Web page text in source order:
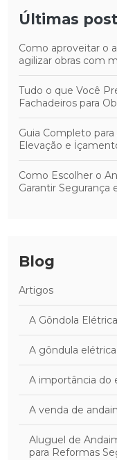
Últimas
Como aproveitar o
agilizar obras com
Tudo o que Você
Fachadeiros para
Guia Completo
Elevação e
Como Escolher o
Garantir Segurança
Blog
Artigos
A Gôndola
A gôndula elétrica
A importância do
A venda de
Aluguel de
para Reformas